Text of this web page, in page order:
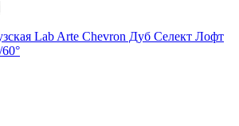
Lab Arte Chevron Дуб Селект Лофт